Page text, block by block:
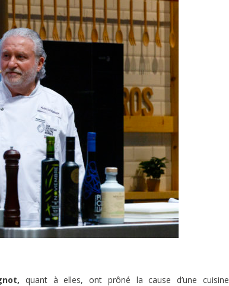
quant à elles, ont prôné la cause d’une cuisine